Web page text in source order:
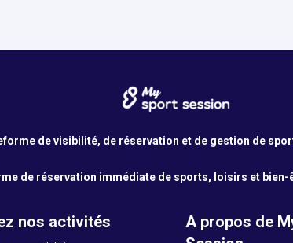
de visibilité, de réservation et de gestion de
de réservation immédiate de sports, loisirs et bien-
nos activités
A propos de